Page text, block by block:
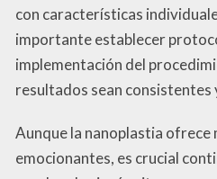
con características
importante establecer
implementación del
resultados sean consistentes
Aunque la nanoplastia ofrece
emocionantes, es crucial